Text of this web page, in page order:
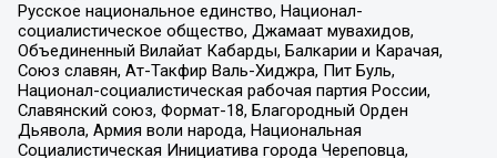
Русское национальное единство, Национал-
социалистическое общество, Джамаат мувахидов,
Объединенный Вилайат Кабарды, Балкарии и Карачая,
Союз славян, Ат-Такфир Валь-Хиджра, Пит Буль,
Национал-социалистическая рабочая партия России,
Славянский союз, Формат-18, Благородный Орден
Дьявола, Армия воли народа, Национальная
Социалистическая Инициатива города Череповца,